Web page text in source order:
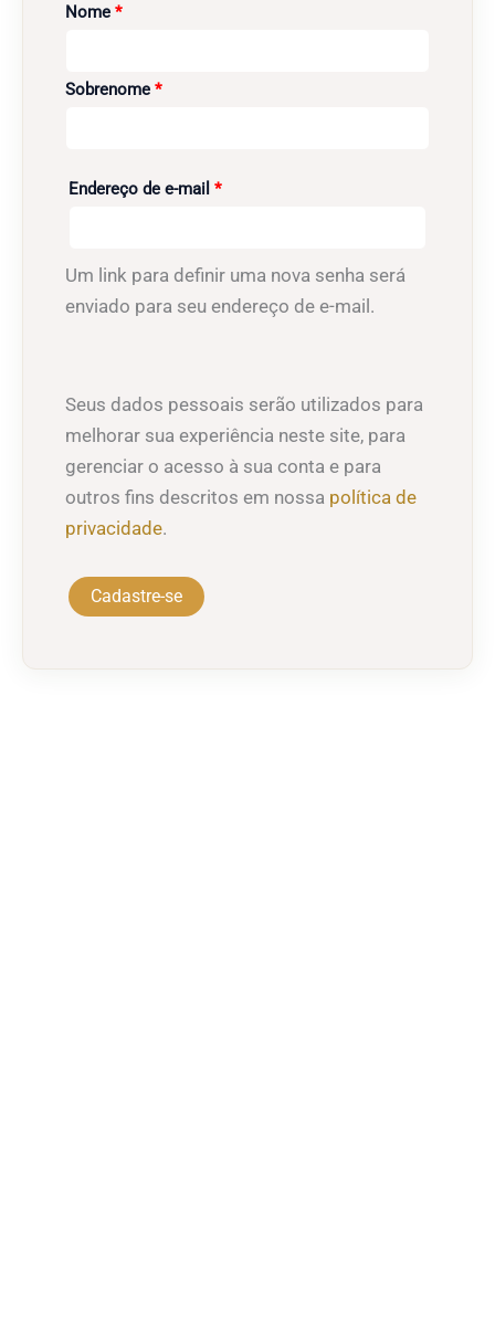
Nome *Obrigatório
Sobrenome *Obrigatório
Endereço de e-mail *Obrigatório
Um link para definir uma nova senha será
enviado para seu endereço de e-mail.
Seus dados pessoais serão utilizados para
melhorar sua experiência neste site, para
gerenciar o acesso à sua conta e para
outros fins descritos em nossa política de
privacidade.
Cadastre-se